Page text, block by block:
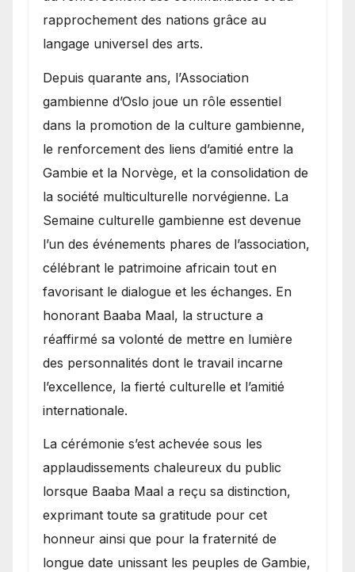
rapprochement des nations grâce au
langage universel des arts.
​Depuis quarante ans, l’Association
gambienne d’Oslo joue un rôle essentiel
dans la promotion de la culture gambienne,
le renforcement des liens d’amitié entre la
Gambie et la Norvège, et la consolidation de
la société multiculturelle norvégienne. La
Semaine culturelle gambienne est devenue
l’un des événements phares de l’association,
célébrant le patrimoine africain tout en
favorisant le dialogue et les échanges. En
honorant Baaba Maal, la structure a
réaffirmé sa volonté de mettre en lumière
des personnalités dont le travail incarne
l’excellence, la fierté culturelle et l’amitié
internationale.
​La cérémonie s’est achevée sous les
applaudissements chaleureux du public
lorsque Baaba Maal a reçu sa distinction,
exprimant toute sa gratitude pour cet
honneur ainsi que pour la fraternité de
longue date unissant les peuples de Gambie,